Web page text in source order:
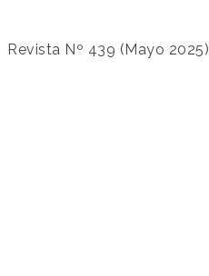
Revista Nº 439 (Mayo 2025)